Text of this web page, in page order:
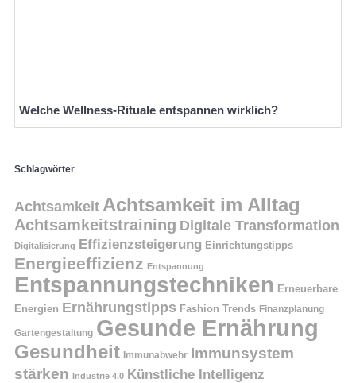
Welche Wellness-Rituale entspannen wirklich?
Schlagwörter
Achtsamkeit Achtsamkeit im Alltag
Achtsamkeitstraining Digitale Transformation
Digitalisierung Effizienzsteigerung Einrichtungstipps
Energieeffizienz Entspannung
Entspannungstechniken Erneuerbare
Energien Ernährungstipps Fashion Trends Finanzplanung
Gartengestaltung Gesunde Ernährung
Gesundheit Immunabwehr Immunsystem
stärken Industrie 4.0 Künstliche Intelligenz